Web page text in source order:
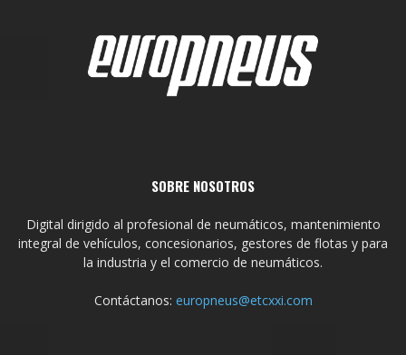
SOBRE NOSOTROS
Digital dirigido al profesional de neumáticos, mantenimiento
integral de vehículos, concesionarios, gestores de flotas y para
la industria y el comercio de neumáticos.
Contáctanos: europneus@etcxxi.com